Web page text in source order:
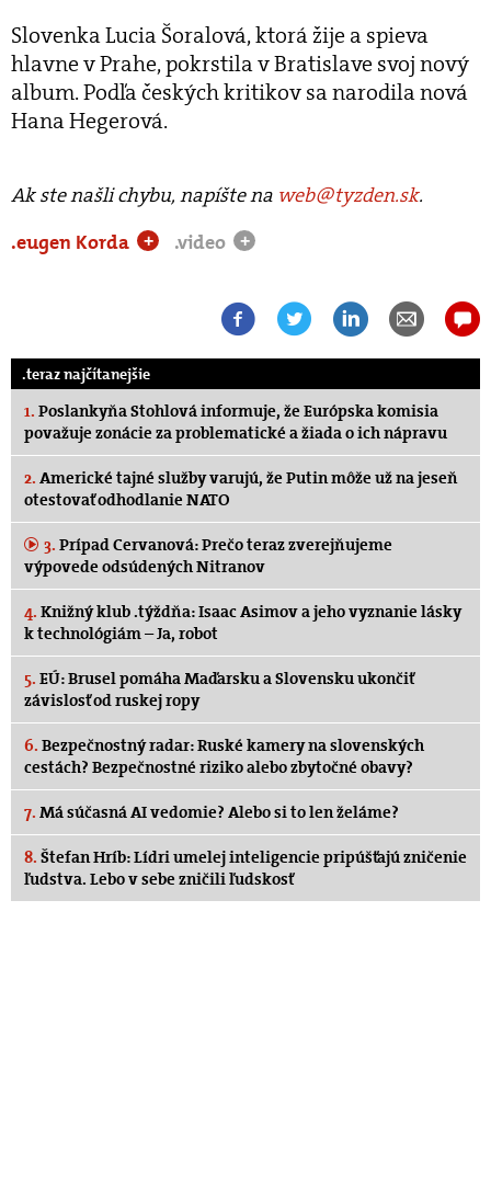
Slovenka Lucia Šoralová, ktorá žije a spieva
hlavne v Prahe, pokrstila v Bratislave svoj nový
album. Podľa českých kritikov sa narodila nová
Hana Hegerová.
Ak ste našli chybu, napíšte na web@tyzden.sk.
.eugen Korda
+ .video +
.teraz najčítanejšie
1. Poslankyňa Stohlová informuje, že Európska komisia
považuje zonácie za problematické a žiada o ich nápravu
2. Americké tajné služby varujú, že Putin môže už na jeseň
otestovať odhodlanie NATO
3. Prípad Cervanová: Prečo teraz zverejňujeme
výpovede odsúdených Nitranov
4. Knižný klub .týždňa: Isaac Asimov a jeho vyznanie lásky
k technológiám – Ja, robot
5. EÚ: Brusel pomáha Maďarsku a Slovensku ukončiť
závislosť od ruskej ropy
6. Bezpečnostný radar: Ruské kamery na slovenských
cestách? Bezpečnostné riziko alebo zbytočné obavy?
7. Má súčasná AI vedomie? Alebo si to len želáme?
8. Štefan Hríb: Lídri umelej inteligencie pripúšťajú zničenie
ľudstva. Lebo v sebe zničili ľudskosť